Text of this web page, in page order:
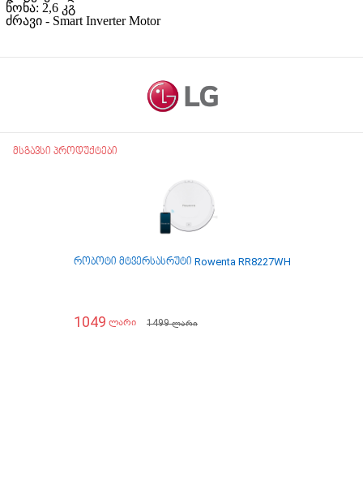
წონა: 2,6 კგ
ძრავი - Smart Inverter Motor
მსგავსი პროდუქტები
რობოტი მტვერსასრუტი Rowenta RR8227WH
1049 ლარი 1499ლარი